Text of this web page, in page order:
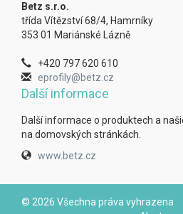
Betz s.r.o.
třída Vítězství 68/4, Hamrníky
353 01 Mariánské Lázně
+420 797 620 610
eprofily@betz.cz
Další informace
Další informace o produktech a
na domovských stránkách.
www.betz.cz
© 2026 Všechna práva vyhrazena